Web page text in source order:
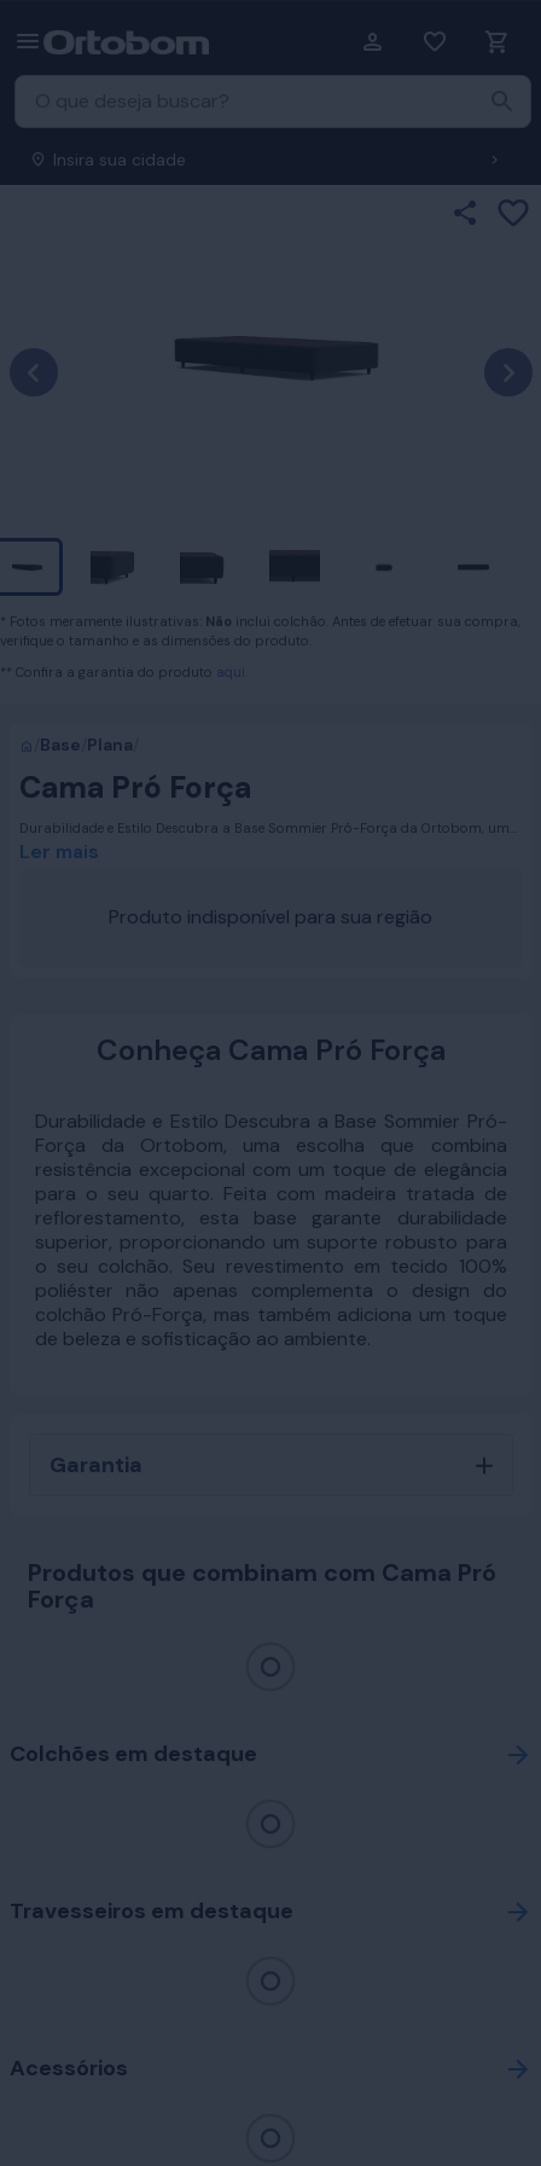
Insira sua cidade
* Fotos meramente ilustrativas: Não inclui colchão. Antes de efetuar sua compra,
verifique o tamanho e as dimensões do produto.
** Confira a garantia do produto aqui.
Base Plana
Cama Pró Força
Durabilidade e Estilo Descubra a Base Sommier Pró-Força da Ortobom, uma
escolha que combina resistência excepcional com um toque de elegância
complementa o design do colchão Pró-Força, mas também adiciona um
Ler mais
Produto indisponível para sua região
Conheça Cama Pró Força
Durabilidade e Estilo Descubra a Base Sommier Pró-
Força da Ortobom, uma escolha que combina
resistência excepcional com um toque de elegância
para o seu quarto. Feita com madeira tratada de
reflorestamento, esta base garante durabilidade
superior, proporcionando um suporte robusto para
o seu colchão. Seu revestimento em tecido 100%
poliéster não apenas complementa o design do
colchão Pró-Força, mas também adiciona um toque
de beleza e sofisticação ao ambiente.
Garantia
Produtos que combinam com Cama Pró
Força
Colchões em destaque
Travesseiros em destaque
Acessórios